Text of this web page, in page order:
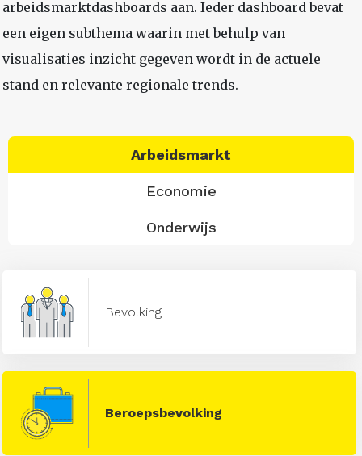
arbeidsmarktdashboards aan. Ieder dashboard bevat
een eigen subthema waarin met behulp van
visualisaties inzicht gegeven wordt in de actuele
stand en relevante regionale trends.
Arbeidsmarkt
Economie
Onderwijs
Bevolking
Beroepsbevolking